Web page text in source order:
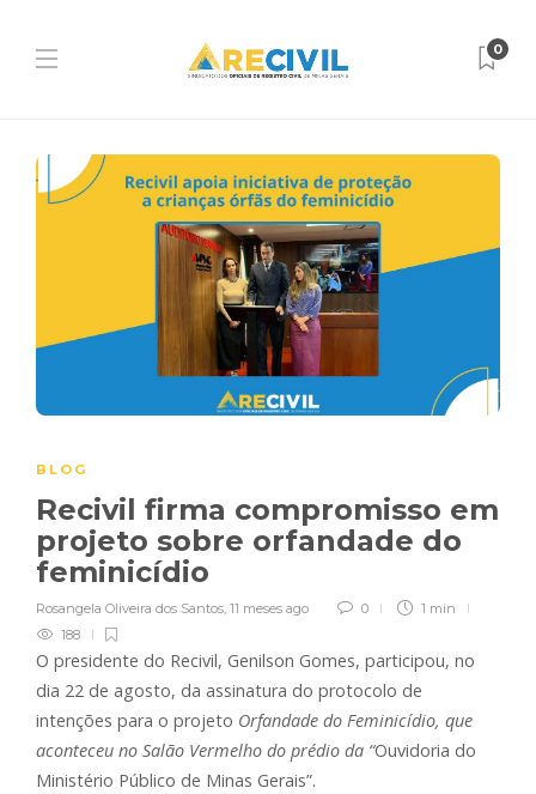
0
BLOG
Recivil firma compromisso em
projeto sobre orfandade do
feminicídio
Rosangela Oliveira dos Santos, 11 meses ago 0
1 min
188
O presidente do Recivil, Genilson Gomes, participou, no
dia 22 de agosto, da assinatura do protocolo de
intenções para o projeto Orfandade do Feminicídio, que
aconteceu no Salão Vermelho do prédio da “Ouvidoria do
Ministério Público de Minas Gerais”.